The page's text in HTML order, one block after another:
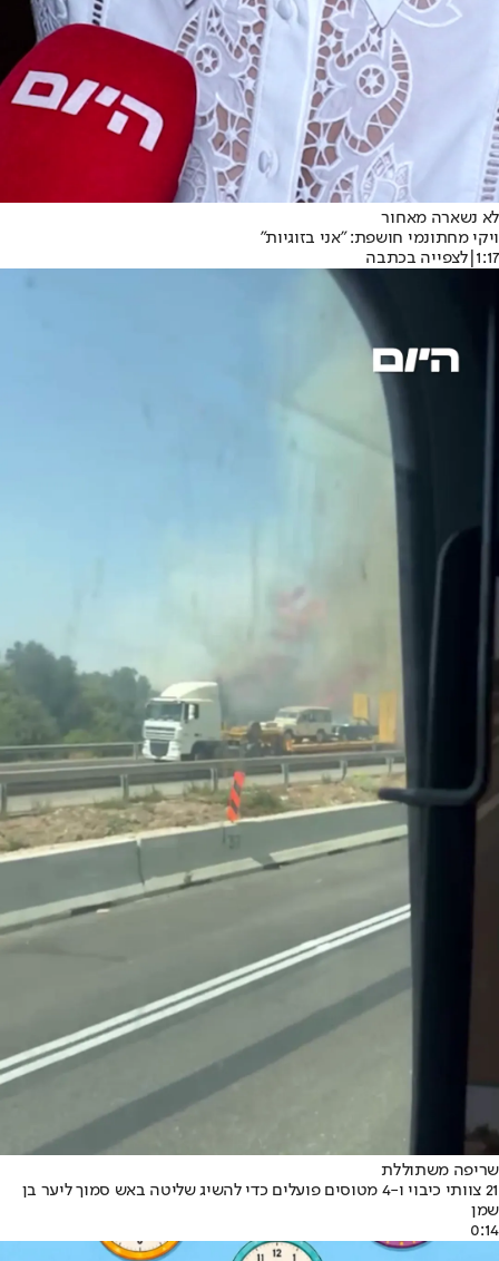
לא נשארה מאחור
ויקי מחתונמי חושפת: ״אני בזוגיות״
1:17
|לצפייה בכתבה
שריפה משתוללת
21 צוותי כיבוי ו-4 מטוסים פועלים כדי להשיג שליטה באש סמוך ליער בן
שמן
0:14